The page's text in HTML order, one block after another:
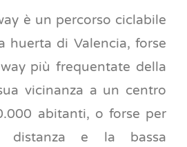
è un percorso ciclabile
huerta di Valencia, forse
più frequentate della
vicinanza a un centro
abitanti, o forse per
distanza e la bassa